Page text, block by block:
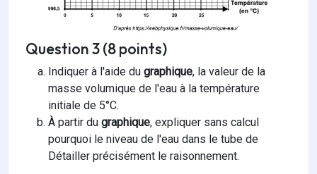
Question 3 (8 points)
Indiquer à l'aide du graphique, la valeur de la
masse volumique de l'eau à la température
initiale de 5°C.
À partir du graphique, expliquer sans calcul
pourquoi le niveau de l'eau dans le tube de
Détailler précisément le raisonnement.